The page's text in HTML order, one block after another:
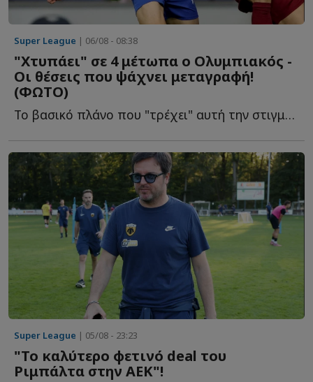
Super League | 06/08 - 08:38
"Χτυπάει" σε 4 μέτωπα ο Ολυμπιακός -
Οι θέσεις που ψάχνει μεταγραφή!
(ΦΩΤΟ)
Το βασικό πλάνο που "τρέχει" αυτή την στιγμή στους Ερυθρόλευκους ό...
Super League | 05/08 - 23:23
"Το καλύτερο φετινό deal του
Ριμπάλτα στην ΑΕΚ"!